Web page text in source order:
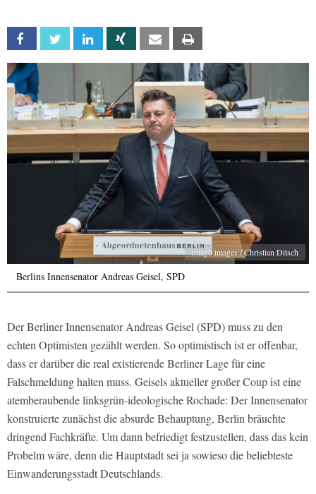
Facebook Twitter Linkedin Xing Email
imago images / Christian Ditsch
Berlins Innensenator Andreas Geisel, SPD
Der Berliner Innensenator Andreas Geisel (SPD) muss zu den
echten Optimisten gezählt werden. So optimistisch ist er offenbar,
dass er darüber die real existierende Berliner Lage für eine
Falschmeldung halten muss. Geisels aktueller großer Coup ist eine
atemberaubende linksgrün-ideologische Rochade: Der Innensenator
konstruierte zunächst die absurde Behauptung, Berlin bräuchte
dringend Fachkräfte. Um dann befriedigt festzustellen, dass das kein
Probelm wäre, denn die Hauptstadt sei ja sowieso die beliebteste
Einwanderungsstadt Deutschlands.